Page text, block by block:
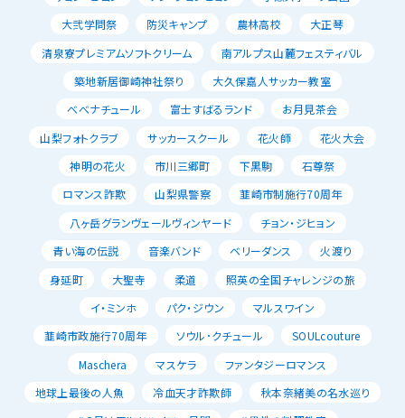
大弐学問祭
防災キャンプ 農林高校
大正琴
清泉寮プレミアムソフトクリーム
南アルプス山麓フェスティバル
築地新居御崎神社祭り
大久保嘉人サッカー教室
べべナチュール
富士すばるランド
お月見茶会
山梨フォトクラブ
サッカースクール 花火師
花火大会
神明の花火
市川三郷町 下黒駒
石尊祭
ロマンス詐欺
山梨県警察
韮崎市制施行70周年
八ヶ岳グランヴェールヴィンヤード
チョン・ジヒョン
青い海の伝説
音楽バンド ベリーダンス
火渡り
身延町
大聖寺 柔道
照英の全国チャレンジの旅
イ・ミンホ
パク・ジウン
マルスワイン
韮崎市政施行70周年
ソウル･クチュール
SOULcouture
Maschera
マスケラ
ファンタジーロマンス
地球上最後の人魚
冷血天才詐欺師
秋本奈緒美の名水巡り